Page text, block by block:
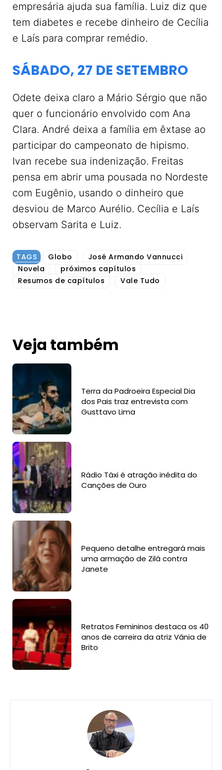
empresária ajuda sua família. Luiz diz que
tem diabetes e recebe dinheiro de Cecília
e Laís para comprar remédio.
SÁBADO, 27 DE SETEMBRO
Odete deixa claro a Mário Sérgio que não
quer o funcionário envolvido com Ana
Clara. André deixa a família em êxtase ao
participar do campeonato de hipismo.
Ivan recebe sua indenização. Freitas
pensa em abrir uma pousada no Nordeste
com Eugênio, usando o dinheiro que
desviou de Marco Aurélio. Cecília e Laís
observam Sarita e Luiz.
TAGS Globo
José Armando Vannucci
Novela
próximos capítulos
Resumos de capítulos
Vale Tudo
Veja também
Terra da Padroeira Especial Dia
dos Pais traz entrevista com
Gusttavo Lima
Rádio Táxi é atração inédita do
Canções de Ouro
Pequeno detalhe entregará mais
uma armação de Zilá contra
Janete
Retratos Femininos destaca os 40
anos de carreira da atriz Vânia de
Brito